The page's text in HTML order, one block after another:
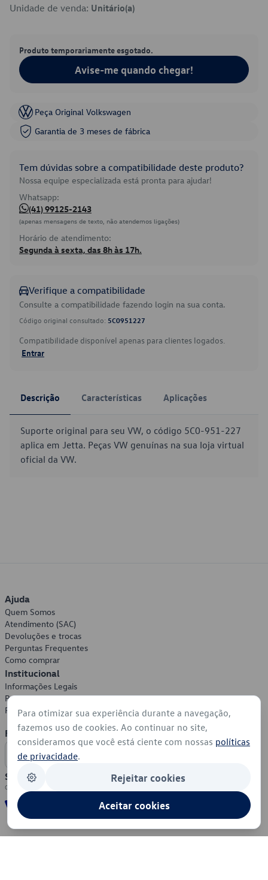
Unidade de venda: Unitário(a)
Produto temporariamente esgotado.
Avise-me quando chegar!
Peça Original Volkswagen
Garantia de 3 meses de fábrica
Tem dúvidas sobre a compatibilidade deste produto?
Nossa equipe especializada está pronta para ajudar!
Whatsapp:
(41) 99125-2143
(apenas mensagens de texto, não atendemos ligações)
Horário de atendimento:
Segunda à sexta, das 8h às 17h.
Verifique a compatibilidade
Consulte a compatibilidade fazendo login na sua conta.
Código original consultado: 5C0951227
Compatibilidade disponível apenas para clientes logados.
Entrar
Descrição Características Aplicações
Suporte original para seu VW, o código 5C0-951-227
aplica em Jetta. Peças VW genuínas na sua loja virtual
oficial da VW.
Ajuda
Quem Somos
Atendimento (SAC)
Devoluções e trocas
Perguntas Frequentes
Como comprar
Institucional
Informações Legais
Política de Privacidade
Política de Cookies
Formas de Pagamento
Segurança
Para otimizar sua experiência durante a navegação,
fazemos uso de cookies. Ao continuar no site,
consideramos que você está ciente com nossas políticas
de privacidade.
Rejeitar cookies
Aceitar cookies